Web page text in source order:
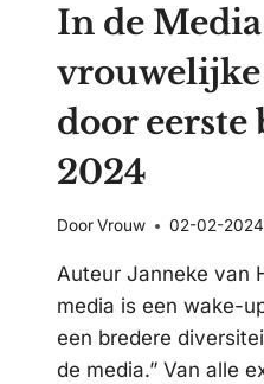
In de
door eerste
2024
DoorVrouw 02-02-2024
Auteur Janneke van
media is een wake-
een bredere
de media.” Van alle